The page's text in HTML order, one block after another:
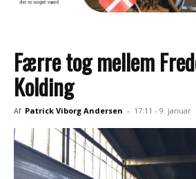
Færre tog mellem
Kolding
Af Patrick Viborg Andersen - 17:11 - 9. januar